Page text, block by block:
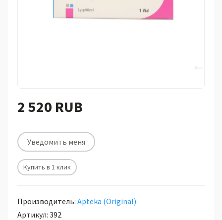
2 520 RUB
Уведомить меня
Купить в 1 клик
Производитель: Apteka (Original)
Артикул: 392